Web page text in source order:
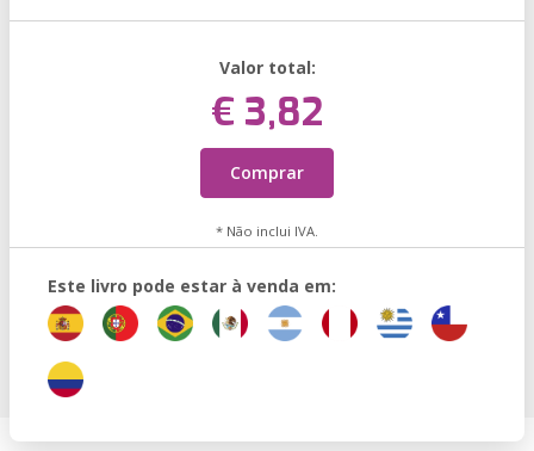
Valor total:
€ 3,82
Comprar
* Não inclui IVA.
Este livro pode estar à venda em: